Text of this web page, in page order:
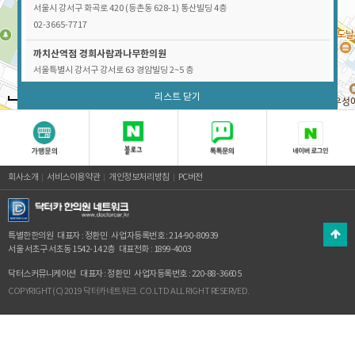
서울시 강서구 화곡로 420 (등촌동 628-1) 통산빌딩 4층
02-3665-7717
까치산역점 경희사람과나무한의원
서울특별시 강서구 강서로 63 경암빌딩 2~5 층
서울시 강서구 공항대로 124 (마곡동 746) 마곡엠밸리11단지상가 1층
02-6734-1001
리스트 닫기
회사소개 서비스이용약관 개인정보처리방침 PC버전
특별한한의원 대표자 : 정환민 사업자등록번호 : 214-90-80939
서울 서초구 서초동 1542-14 2층 대표전화 : 1899-4003
닥터스커뮤니케이션 대표자 : 정환민 사업자등록번호 : 220-88-36605
COPYRIGHT(C) 2019 닥터카네트워크. CO.LTD ALL RIGHT RESERVED.